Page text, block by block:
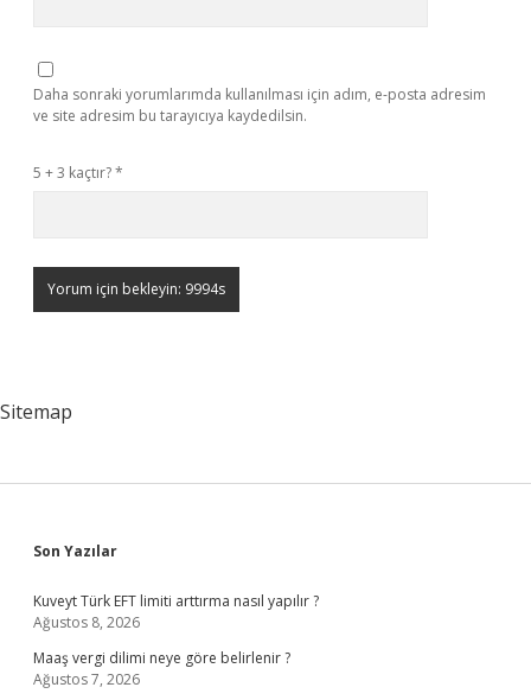
Daha sonraki yorumlarımda kullanılması için adım, e-posta adresim
ve site adresim bu tarayıcıya kaydedilsin.
5 + 3 kaçtır?*
Sitemap
Sidebar
Son Yazılar
Kuveyt Türk EFT limiti arttırma nasıl yapılır ?
Ağustos 8, 2026
Maaş vergi dilimi neye göre belirlenir ?
Ağustos 7, 2026